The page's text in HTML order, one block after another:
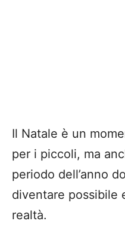
Il Natale è un
per i piccoli, ma
periodo dell’anno
diventare possibile
realtà.